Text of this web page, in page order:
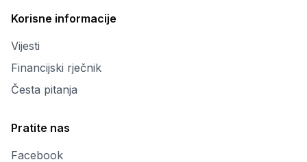
Korisne informacije
Vijesti
Financijski rječnik
Česta pitanja
Pratite nas
Facebook